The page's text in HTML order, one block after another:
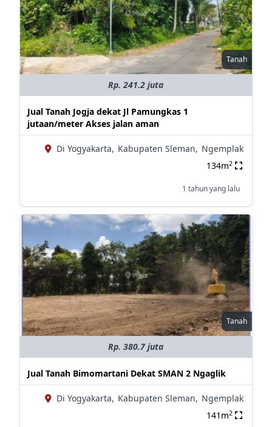
Tanah
Rp. 241.2 juta
Jual Tanah Jogja dekat Jl Pamungkas 1
jutaan/meter Akses jalan aman
Di Yogyakarta, Kabupaten Sleman, Ngemplak
134m2
1 tahun yang lalu
Tanah
Rp. 380.7 juta
Jual Tanah Bimomartani Dekat SMAN 2 Ngaglik
Di Yogyakarta, Kabupaten Sleman, Ngemplak
141m2